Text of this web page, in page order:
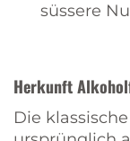
süssere
Herkunft
Die